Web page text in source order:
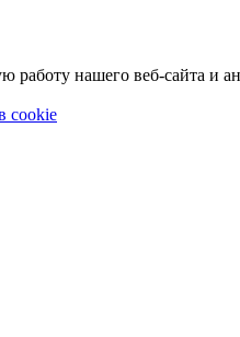
нашего веб-сайта и
cookie